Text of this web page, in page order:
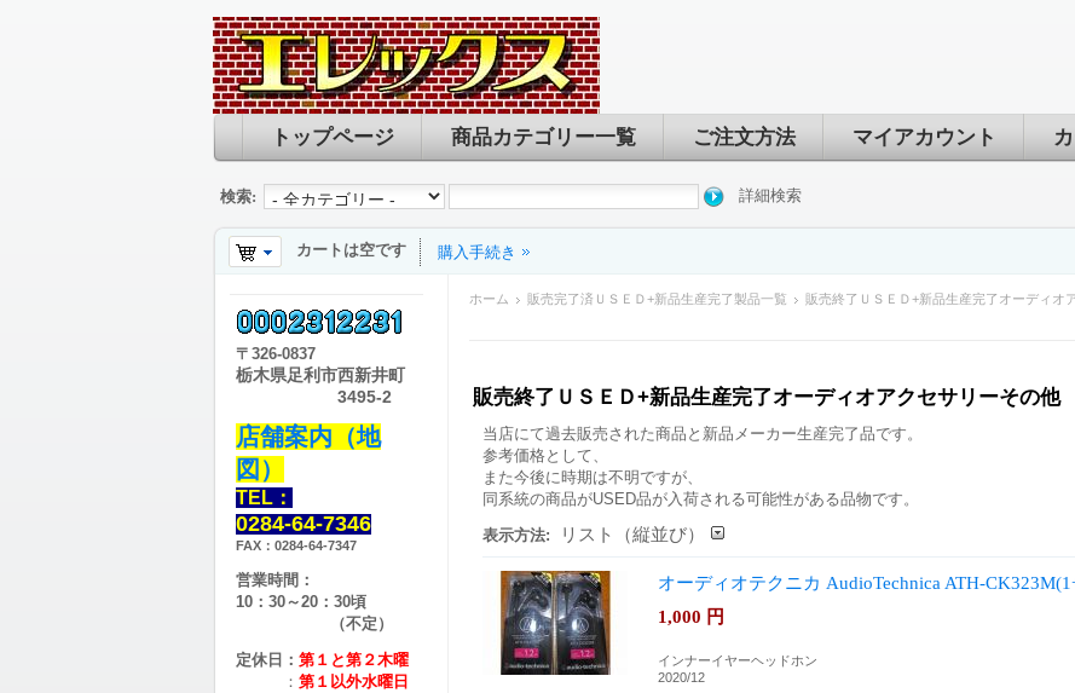
トップページ 商品カテゴリー一覧 ご注文方法 マイアカウント
検索: 詳細検索
カートは空です 購入手続き
ホーム 販売完了済ＵＳＥＤ+新品生産完了製品一覧 販売終了ＵＳＥＤ+新品生産完了オーディオ
販売終了ＵＳＥＤ+新品生産完了オーディオアクセサリーその他
当店にて過去販売された商品と新品メーカー生産完了品です。
参考価格として、
また今後に時期は不明ですが、
同系統の商品がUSED品が入荷される可能性がある品物です。
表示方法:
リスト（縦並び）
オーディオテクニカ AudioTechnica ATH-
1,000 円
インナーイヤーヘッドホン
2020/12
〒 326-0837
栃木県足利市西新井町
3495-2
店舗案内（地
図）
TEL：
0284-64-7346
FAX：0284-64-7347
営業時間：
10：30～20：30頃
（不定）
定休日： 第１と第２木曜
： 第１以外水曜日